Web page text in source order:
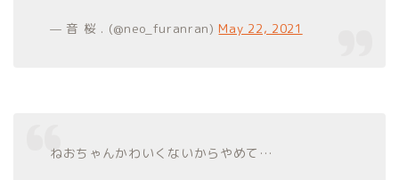
— 音 桜 . (@neo_furanran)May 22, 2021
ねおちゃんかわいくないからやめて…